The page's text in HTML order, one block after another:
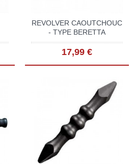
REVOLVER CAOUTCHOUC
- TYPE BERETTA
17,99 €